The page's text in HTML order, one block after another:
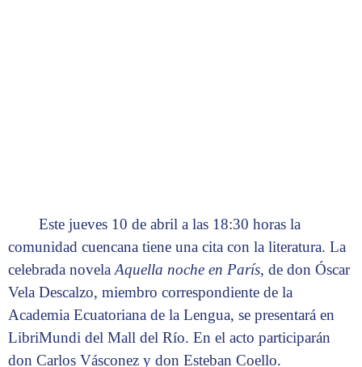
Este jueves 10 de abril a las 18:30 horas la
comunidad cuencana tiene una cita con la literatura. La
celebrada novelaAquella noche en París, de don Óscar
Vela Descalzo, miembro correspondiente de la
Academia Ecuatoriana de la Lengua, se presentará en
LibriMundi del Mall del Río. En el acto participarán
don Carlos Vásconez y don Esteban Coello.